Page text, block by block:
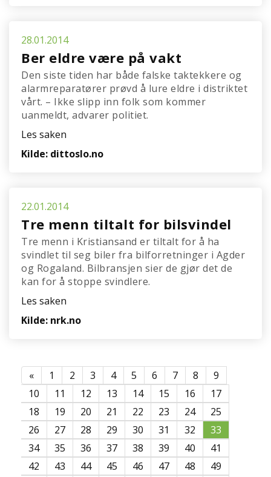
28.01.2014
Ber eldre være på vakt
Den siste tiden har både falske taktekkere og
alarmreparatører prøvd å lure eldre i distriktet
vårt. – Ikke slipp inn folk som kommer
uanmeldt, advarer politiet.
Les saken
Kilde: dittoslo.no
22.01.2014
Tre menn tiltalt for bilsvindel
Tre menn i Kristiansand er tiltalt for å ha
svindlet til seg biler fra bilforretninger i Agder
og Rogaland. Bilbransjen sier de gjør det de
kan for å stoppe svindlere.
Les saken
Kilde: nrk.no
« 1 2 3 4 5 6 7 8
9
10
11 12 13 14 15 16
17
18
19 20 21 22 23 24
25
26
27 28 29 30 31 32
33
34
35 36 37 38 39 40
41
42
43 44 45 46 47 48
49